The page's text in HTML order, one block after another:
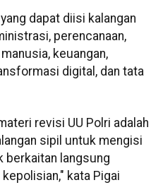
dapat diisi kalangan
perencanaan,
keuangan,
digital, dan tata
revisi UU Polri adalah
sipil untuk mengisi
berkaitan langsung
kata Pigai